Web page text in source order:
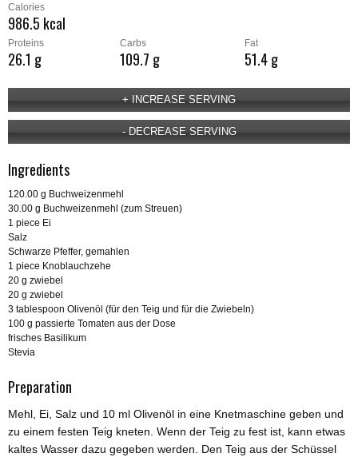
Calories
986.5 kcal
Proteins
26.1 g
Carbs
109.7 g
Fat
51.4 g
Ingredients
120.00 g Buchweizenmehl
30.00 g Buchweizenmehl (zum Streuen)
1 piece Ei
Salz
Schwarze Pfeffer, gemahlen
1 piece Knoblauchzehe
20 g zwiebel
20 g zwiebel
3 tablespoon Olivenöl (für den Teig und für die Zwiebeln)
100 g passierte Tomaten aus der Dose
frisches Basilikum
Stevia
Preparation
Mehl, Ei, Salz und 10 ml Olivenöl in eine Knetmaschine geben und
zu einem festen Teig kneten. Wenn der Teig zu fest ist, kann etwas
kaltes Wasser dazu gegeben werden. Den Teig aus der Schüssel